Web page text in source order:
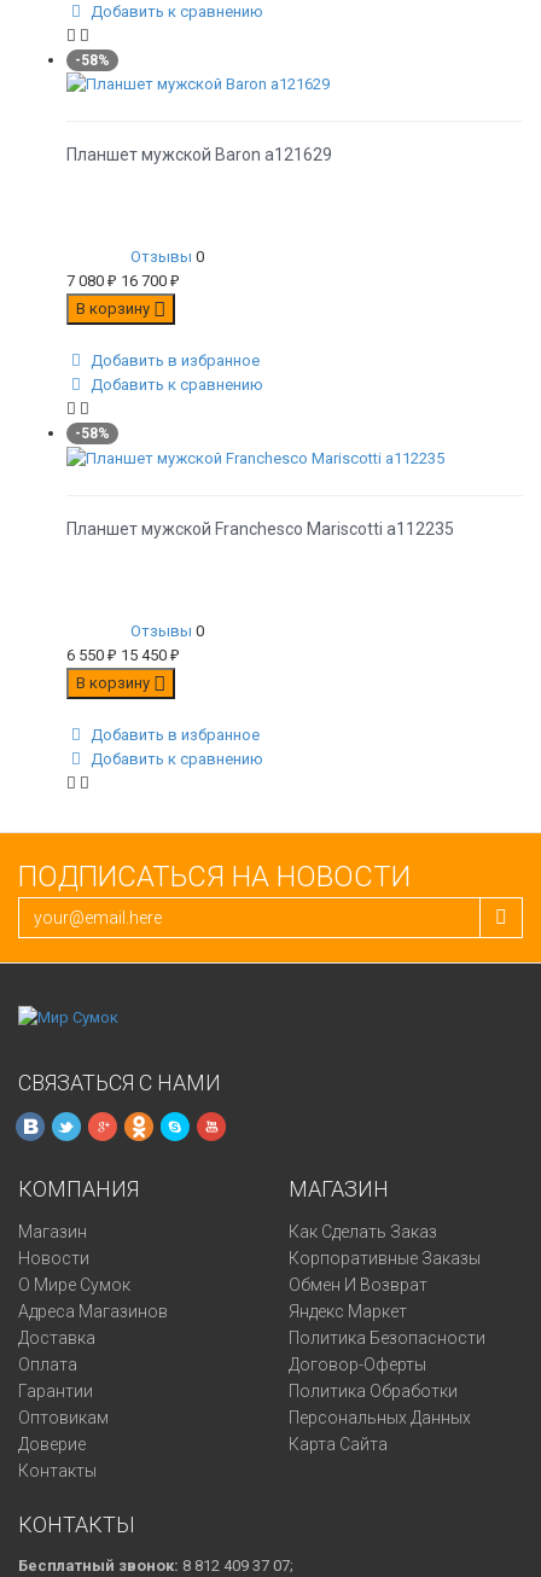
Добавить к сравнению
-58%
Планшет мужской Baron а121629
Отзывы 0
7 080 ₽ 16 700 ₽
В корзину
Добавить в избранное
Добавить к сравнению
-58%
Планшет мужской Franchesco Mariscotti а112235
Отзывы 0
6 550 ₽ 15 450 ₽
В корзину
Добавить в избранное
Добавить к сравнению
ПОДПИСАТЬСЯ НА НОВОСТИ
СВЯЗАТЬСЯ С НАМИ
КОМПАНИЯ
Магазин
Новости
О Мире Сумок
Адреса Магазинов
Доставка
Оплата
Гарантии
Оптовикам
Доверие
Контакты
МАГАЗИН
Как Сделать Заказ
Корпоративные Заказы
Обмен И Возврат
Яндекс Маркет
Политика Безопасности
Договор-Оферты
Политика Обработки
Персональных Данных
Карта Сайта
КОНТАКТЫ
Бесплатный звонок: 8 812 409 37 07;